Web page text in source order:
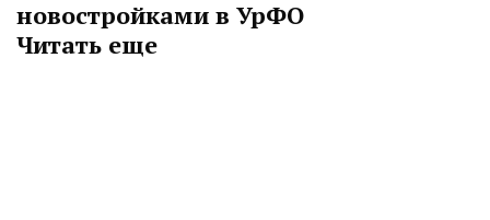
новостройками в УрФО
Читать еще